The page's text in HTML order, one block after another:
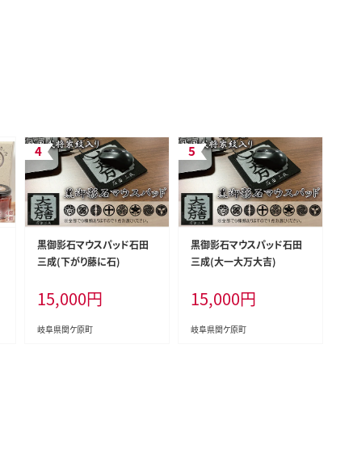
黒御影石マウスパッド石田
三成(下がり藤に石)
15,000円
岐阜県関ケ原町
黒御影石マウスパッド石田
三成(大一大万大吉)
15,000円
岐阜県関ケ原町